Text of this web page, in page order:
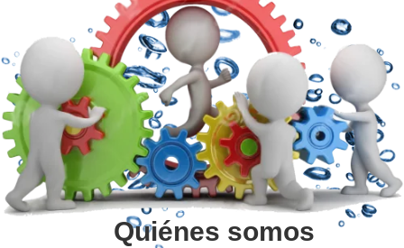
Quiénes somos